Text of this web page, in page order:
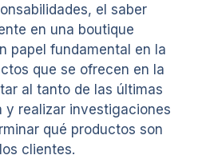
el saber
en una boutique
papel fundamental en la
que se ofrecen en la
al tanto de las últimas
y realizar investigaciones
qué productos son
clientes.